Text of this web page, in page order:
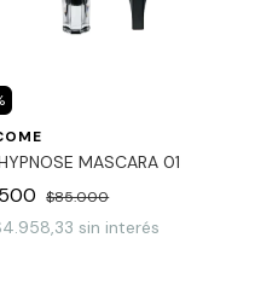
MASCARA 01
$85.000
sin interés